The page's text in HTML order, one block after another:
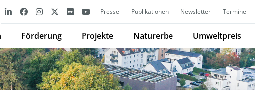
Presse Publikationen Newsletter Termine
Förderung Projekte Naturerbe Umweltpreis